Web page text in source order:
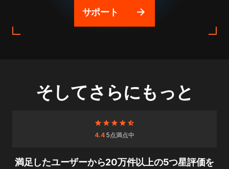
サポート
そしてさらにもっと
4.45点満点中
満足したユーザーから20万件以上の5つ星評価を